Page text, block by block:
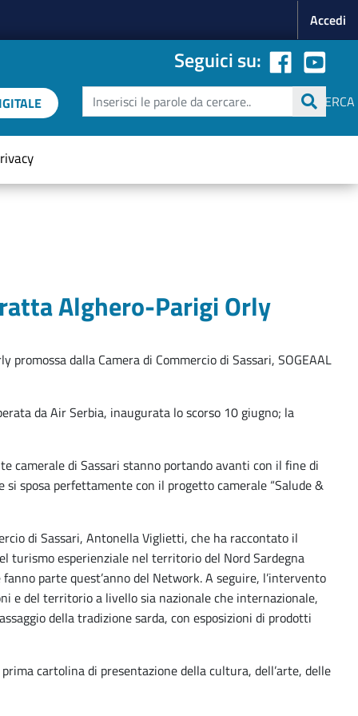
Accedi
Seguici su:
Cerca
CERCA
Alghero-Parigi Orly
dalla Camera di Commercio di Sassari, SOGEAAL
da Air Serbia, inaugurata lo scorso 10 giugno; la
camerale di Sassari stanno portando avanti con il fine di
sposa perfettamente con il progetto camerale “Salude &
di Sassari, Antonella Viglietti, che ha raccontato il
turismo esperienziale nel territorio del Nord Sardegna
parte quest’anno del Network. A seguire, l’intervento
e del territorio a livello sia nazionale che internazionale,
della tradizione sarda, con esposizioni di prodotti
cartolina di presentazione della cultura, dell’arte, delle